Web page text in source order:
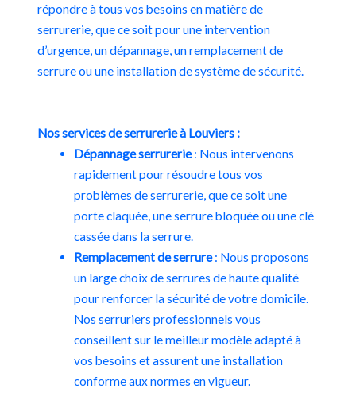
répondre à tous vos besoins en matière de
serrurerie, que ce soit pour une intervention
d’urgence, un dépannage, un remplacement de
serrure ou une installation de système de sécurité.
Nos services de serrurerie à Louviers:
Dépannage serrurerie: Nous intervenons
rapidement pour résoudre tous vos
problèmes de serrurerie, que ce soit une
porte claquée, une serrure bloquée ou une clé
cassée dans la serrure.
Remplacement de serrure: Nous proposons
un large choix de serrures de haute qualité
pour renforcer la sécurité de votre domicile.
Nos serruriers professionnels vous
conseillent sur le meilleur modèle adapté à
vos besoins et assurent une installation
conforme aux normes en vigueur.